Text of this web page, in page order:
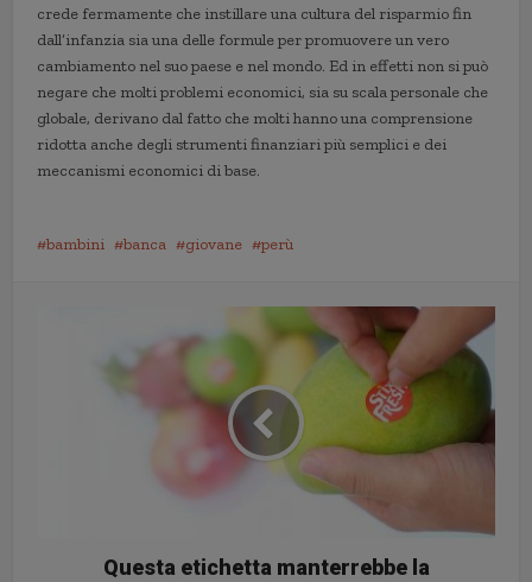
crede fermamente che instillare una cultura del risparmio fin
dall’infanzia sia una delle formule per promuovere un vero
cambiamento nel suo paese e nel mondo. Ed in effetti non si può
negare che molti problemi economici, sia su scala personale che
globale, derivano dal fatto che molti hanno una comprensione
ridotta anche degli strumenti finanziari più semplici e dei
meccanismi economici di base.
bambini banca giovane perù
Questa etichetta manterrebbe la